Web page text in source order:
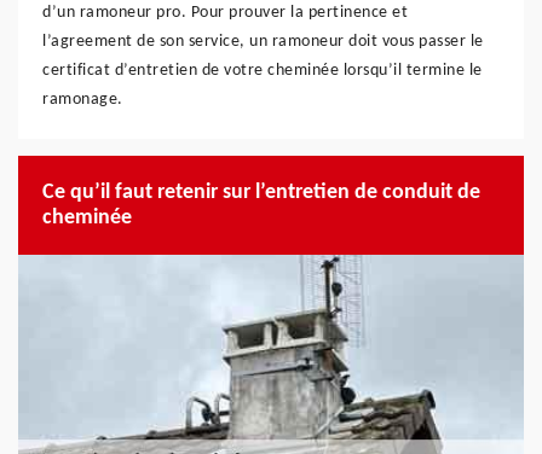
d’un ramoneur pro. Pour prouver la pertinence et
l’agreement de son service, un ramoneur doit vous passer le
certificat d’entretien de votre cheminée lorsqu’il termine le
ramonage.
Ce qu’il faut retenir sur l’entretien de conduit de
cheminée